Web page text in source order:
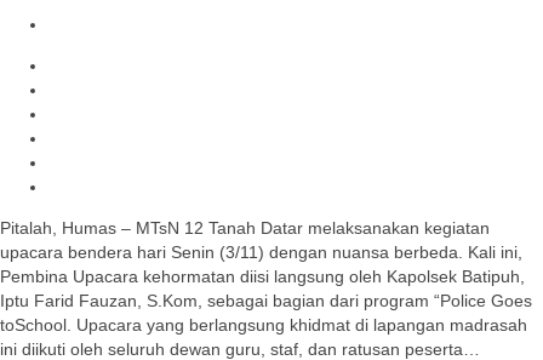
Pitalah, Humas – MTsN 12 Tanah Datar melaksanakan kegiatan
upacara bendera hari Senin (3/11) dengan nuansa berbeda. Kali ini,
Pembina Upacara kehormatan diisi langsung oleh Kapolsek Batipuh,
Iptu Farid Fauzan, S.Kom, sebagai bagian dari program “Police Goes
toSchool. Upacara yang berlangsung khidmat di lapangan madrasah
ini diikuti oleh seluruh dewan guru, staf, dan ratusan peserta…